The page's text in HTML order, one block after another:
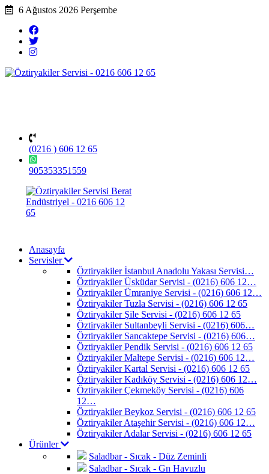
6 Ağustos 2026 Perşembe
(0216 ) 606 12 65
905353351559
Anasayfa
Servisler
Öztiryakiler İstanbul Anadolu Yakası Servisi…
Öztiryakiler Üsküdar Servisi - (0216) 606 12…
Öztiryakiler Ümraniye Servisi - (0216) 606 12…
Öztiryakiler Tuzla Servisi - (0216) 606 12 65
Öztiryakiler Şile Servisi - (0216) 606 12 65
Öztiryakiler Sultanbeyli Servisi - (0216) 606…
Öztiryakiler Sancaktepe Servisi - (0216) 606…
Öztiryakiler Pendik Servisi - (0216) 606 12 65
Öztiryakiler Maltepe Servisi - (0216) 606 12…
Öztiryakiler Kartal Servisi - (0216) 606 12 65
Öztiryakiler Kadıköy Servisi - (0216) 606 12…
Öztiryakiler Çekmeköy Servisi - (0216) 606
12…
Öztiryakiler Beykoz Servisi - (0216) 606 12 65
Öztiryakiler Ataşehir Servisi - (0216) 606 12…
Öztiryakiler Adalar Servisi - (0216) 606 12 65
Ürünler
Saladbar - Sıcak - Düz Zeminli
Saladbar - Sıcak - Gn Havuzlu